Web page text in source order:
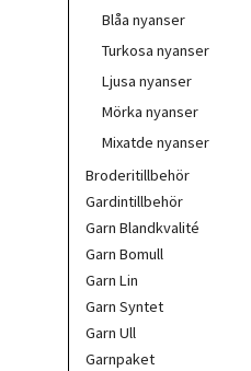
Blåa nyanser
Turkosa nyanser
Ljusa nyanser
Mörka nyanser
Mixatde nyanser
Broderitillbehör
Gardintillbehör
Garn Blandkvalité
Garn Bomull
Garn Lin
Garn Syntet
Garn Ull
Garnpaket